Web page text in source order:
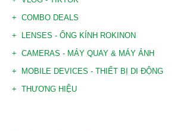
COMBO DEALS
LENSES - ỐNG KÍNH ROKINON
CAMERAS - MÁY QUAY & MÁY ẢNH
MOBILE DEVICES - THIẾT BỊ DI ĐỘNG
THƯƠNG HIỆU